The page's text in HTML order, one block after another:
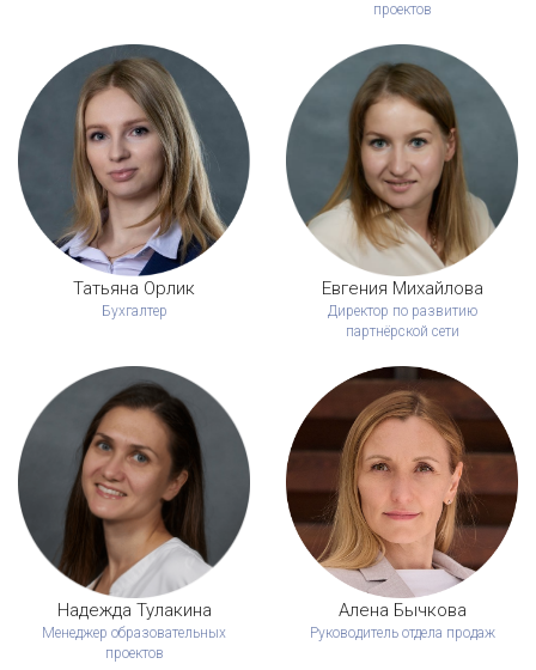
проектов
Татьяна Орлик
Бухгалтер
Евгения Михайлова
Директор по развитию
партнёрской сети
Надежда Тулакина
Менеджер образовательных
проектов
Алена Бычкова
Руководитель отдела продаж